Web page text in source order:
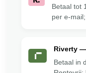
Betaal tot
per e-
Riverty
Betaal in